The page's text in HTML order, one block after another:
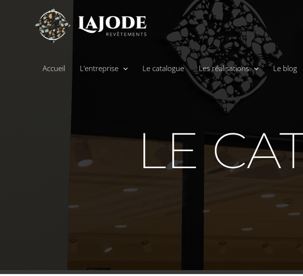
Accueil L’entreprise Le catalogue Les réalisations Le blog
LE